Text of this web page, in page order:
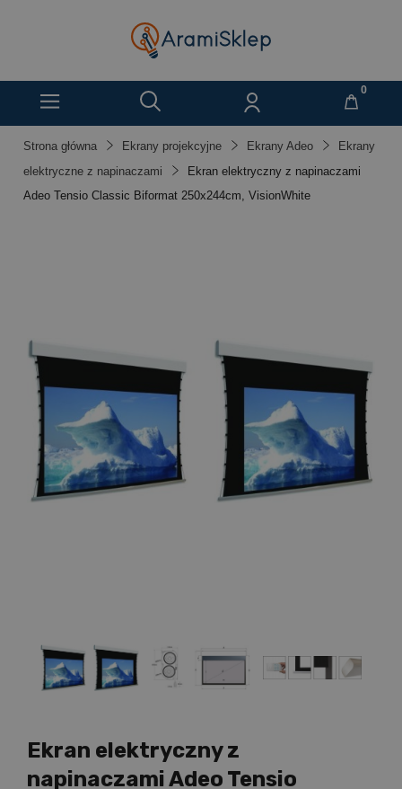
Strona główna Ekrany projekcyjne Ekrany Adeo
Ekrany
elektryczne z napinaczami
Ekran elektryczny z napinaczami
Adeo Tensio Classic Biformat 250x244cm, VisionWhite
Ekran elektryczny z
napinaczami Adeo Tensio